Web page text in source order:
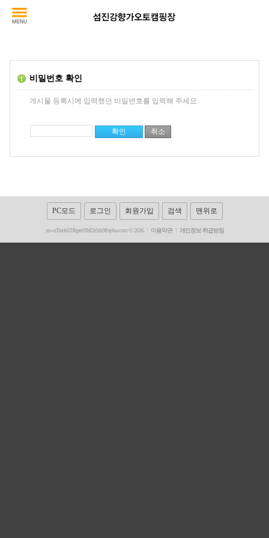
비밀번호 확인
게시물 등록시에 입력했던 비밀번호를 입력해 주세요.
PC모드 로그인 회원가입 검색 맨위로
xn--o39aob029hpre93b82e5rls9fbsj4xa.com © 2026 이용약관 개인정보 취급방침